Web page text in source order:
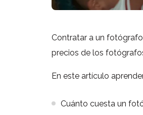
Contratar a un
precios de los
En este artículo
Cuánto cuesta un